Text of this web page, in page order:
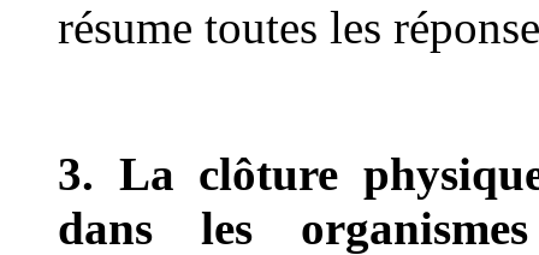
résume toutes les
3. La clôture
dans les